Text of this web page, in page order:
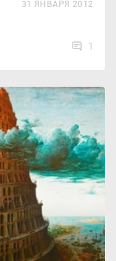
31 ЯНВАРЯ 2012
1